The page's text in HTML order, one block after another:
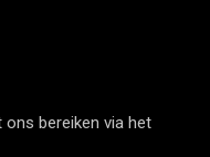
ons bereiken via het